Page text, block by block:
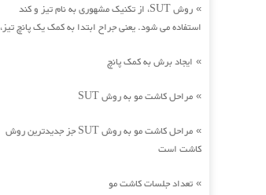
»
روش SUT، از تکنیک مشهوری به نام تیز و کند
استفاده می شود. یعنی جراح ابتدا به کمک یک پانچ تیز،
» ایجاد برش به کمک پانچ
» مراحل کاشت مو به روش SUT
»
مراحل کاشت مو به روش SUT جز جدیدترین روش
کاشت است
» تعداد جلسات کاشت مو